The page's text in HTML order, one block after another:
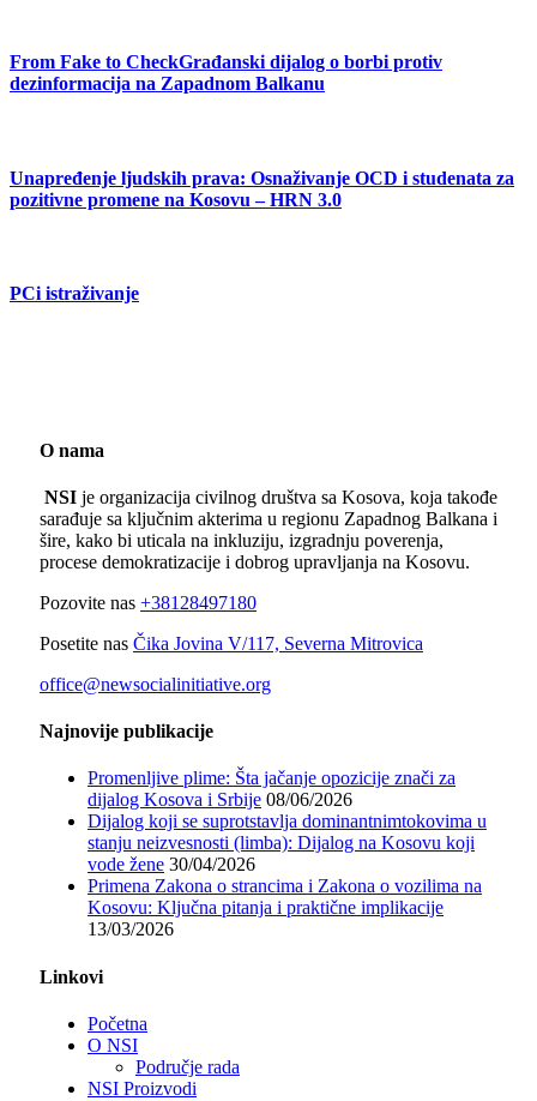
From Fake to CheckGrađanski dijalog o borbi protiv
dezinformacija na Zapadnom Balkanu
Unapređenje ljudskih prava: Osnaživanje OCD i studenata za
pozitivne promene na Kosovu – HRN 3.0
PCi istraživanje
O nama
NSI je organizacija civilnog društva sa Kosova, koja takođe
sarađuje sa ključnim akterima u regionu Zapadnog Balkana i
šire, kako bi uticala na inkluziju, izgradnju poverenja,
procese demokratizacije i dobrog upravljanja na Kosovu.
Pozovite nas +38128497180
Posetite nas Čika Jovina V/117, Severna Mitrovica
office@newsocialinitiative.org
Najnovije publikacije
Promenljive plime: Šta jačanje opozicije znači za
dijalog Kosova i Srbije 08/06/2026
Dijalog koji se suprotstavlja dominantnimtokovima u
stanju neizvesnosti (limba): Dijalog na Kosovu koji
vode žene 30/04/2026
Primena Zakona o strancima i Zakona o vozilima na
Kosovu: Ključna pitanja i praktične implikacije
13/03/2026
Linkovi
Početna
O NSI
Područje rada
NSI Proizvodi